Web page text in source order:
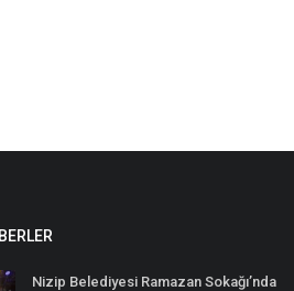
Nizip Belediyesi Ramazan Sokağı’nda